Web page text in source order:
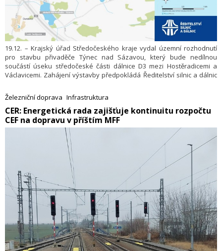
19.12. – Krajský úřad Středočeského kraje vydal územní rozhodnutí
pro stavbu přivaděče Týnec nad Sázavou, který bude nedílnou
součástí úseku středočeské části dálnice D3 mezi Hostěradicemi a
Václavicemi. Zahájení výstavby předpokládá Ředitelství silnic a dálnic
Železniční doprava Infrastruktura
​CER: Energetická rada zajišťuje kontinuitu rozpočtu
CEF na dopravu v příštím MFF